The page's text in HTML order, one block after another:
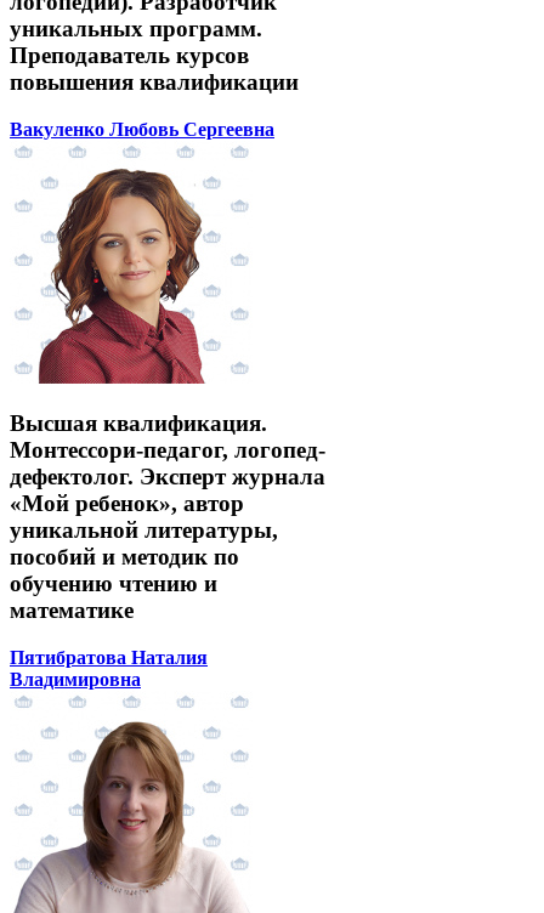
уникальных программ.
Преподаватель курсов
повышения квалификации
Вакуленко Любовь Сергеевна
Высшая квалификация.
Монтессори-педагог, логопед-
дефектолог. Эксперт журнала
«Мой ребенок», автор
уникальной литературы,
пособий и методик по
обучению чтению и
математике
Пятибратова Наталия
Владимировна